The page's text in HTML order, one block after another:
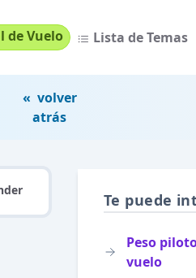
de Vuelo Lista de Temas
« volver
atrás
Te puede
Peso
vuelo